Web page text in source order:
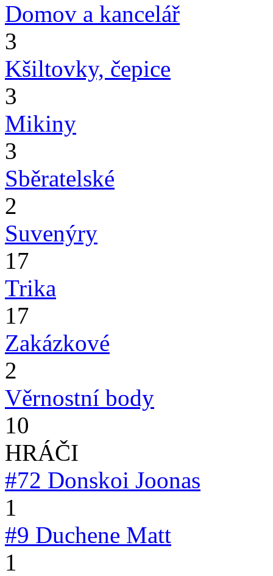
Domov a kancelář
3
Kšiltovky, čepice
3
Mikiny
3
Sběratelské
2
Suvenýry
17
Trika
17
Zakázkové
2
Věrnostní body
10
HRÁČI
#72 Donskoi Joonas
1
#9 Duchene Matt
1